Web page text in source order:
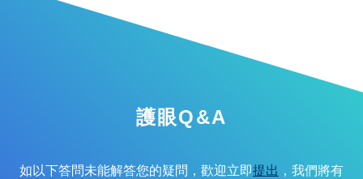
護眼Q&A
如以下答問未能解答您的疑問，歡迎立即提出 ，我們將有